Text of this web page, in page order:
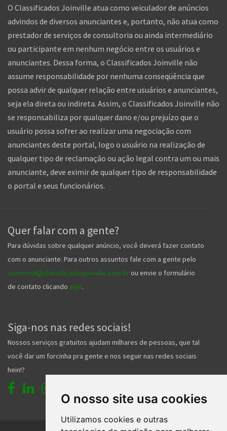
O nosso site usa cookies
Utilizamos cookies e outras
O Classificados Joinville atua como veiculador de anúncios
advindos de diversos anunciantes e, portanto, não atua como
prestador de serviços de consultoria ou ainda intermediário
ou participante em nenhum negócio entre os usuários e
anunciantes. Dessa forma, o Classificados Joinville não
assume responsabilidade por nenhuma conseqüência que
possa advir de qualquer relação entre usuários e anunciantes,
seja ela direta ou indireta. Assim, o Classificados Joinville não
se responsabiliza por qualquer dano e/ou prejuízo que o
usuário possa sofrer ao realizar uma negociação com
anunciantes deste portal, logo o usuário na realização de
qualquer tipo de reclamação ou ação legal contra um ou mais
anunciante, deve eximir de qualquer tipo de responsabilidade
o portal e seus funcionários.
Quer falar com a gente?
Para dúvidas sobre qualquer anúncio, você deverá fazer contato
com o anunciante. Para outros assuntos fale com a gente pelo
comercial@classificadosjoinville.com.br ou envie o formulário
de contato clicando aqui.
Siga-nos nas redes sociais!
Nossos serviços gratuitos ajudam milhares de pessoas, que tal
você dar um forcinha pra gente e nos seguir nas redes sociais
hein!?